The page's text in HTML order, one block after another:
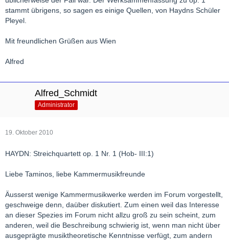
stammt übrigens, so sagen es einige Quellen, von Haydns Schüler
Pleyel.
Mit freundlichen Grüßen aus Wien
Alfred
Alfred_Schmidt
Administrator
19. Oktober 2010
HAYDN: Streichquartett op. 1 Nr. 1 (Hob- III:1)
Liebe Taminos, liebe Kammermusikfreunde
Äusserst wenige Kammermusikwerke werden im Forum vorgestellt,
geschweige denn, daüber diskutiert. Zum einen weil das Interesse
an dieser Spezies im Forum nicht allzu groß zu sein scheint, zum
anderen, weil die Beschreibung schwierig ist, wenn man nicht über
ausgeprägte musiktheoretische Kenntnisse verfügt, zum andern